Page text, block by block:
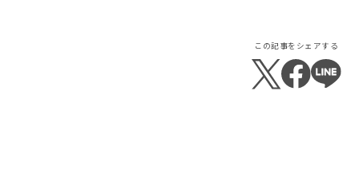
この記事をシェアする